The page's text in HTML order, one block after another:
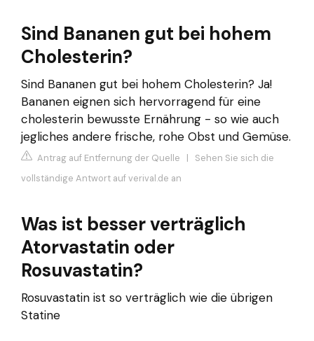
Sind Bananen gut bei hohem
Cholesterin?
Sind Bananen gut bei hohem Cholesterin? Ja!
Bananen eignen sich hervorragend für eine
cholesterin bewusste Ernährung - so wie auch
jegliches andere frische, rohe Obst und Gemüse.
Antrag auf Entfernung der Quelle | Sehen Sie sich die
vollständige Antwort auf verival.de an
Was ist besser verträglich
Atorvastatin oder
Rosuvastatin?
Rosuvastatin ist so verträglich wie die übrigen
Statine